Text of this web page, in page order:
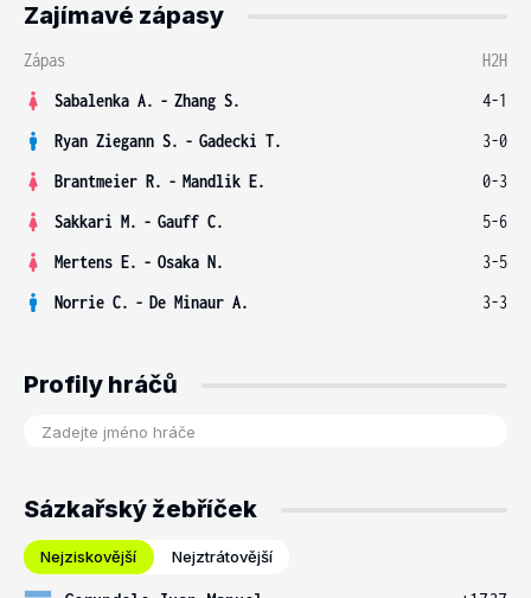
Zajímavé zápasy
Zápas
H2H
Sabalenka A. - Zhang S.
4-1
Ryan Ziegann S. - Gadecki T.
3-0
Brantmeier R. - Mandlik E.
0-3
Sakkari M. - Gauff C.
5-6
Mertens E. - Osaka N.
3-5
Norrie C. - De Minaur A. 3-3
Profily hráčů
Sázkařský žebříček
Nejziskovější Nejztrátovější